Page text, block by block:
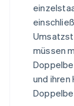
müssen
und ihren